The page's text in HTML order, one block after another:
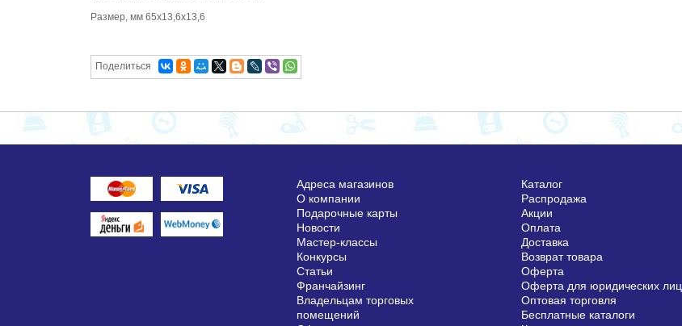
Размер, мм 65х13,6х13,6
Поделиться
Адреса магазинов
О компании
Подарочные карты
Новости
Мастер-классы
Конкурсы
Статьи
Франчайзинг
Владельцам торговых
помещений
Каталог
Распродажа
Акции
Оплата
Доставка
Возврат товара
Оферта
Оферта для юридических лиц
Оптовая торговля
Бесплатные каталоги